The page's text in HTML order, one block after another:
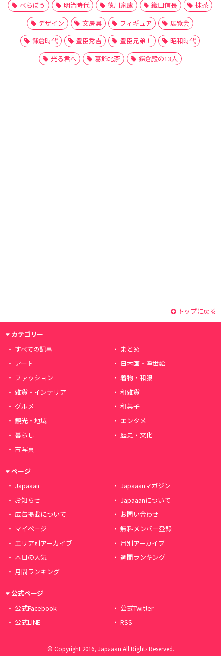
べらぼう
明治時代 徳川家康 織田信長
抹茶
デザイン
文房具 フィギュア
展覧会
鎌倉時代
豊臣秀吉 豊臣兄弟！
昭和時代
光る君へ
葛飾北斎 鎌倉殿の13人
トップに戻る
カテゴリー
すべての記事
まとめ
アート
日本画・浮世絵
ファッション
着物・和服
雑貨・インテリア
和雑貨
グルメ
和菓子
観光・地域
エンタメ
暮らし
歴史・文化
古写真
ページ
Japaaan
Japaaanマガジン
お知らせ
Japaaanについて
広告掲載について
お問い合わせ
マイページ
無料メンバー登録
エリア別アーカイブ
月別アーカイブ
本日の人気
週間ランキング
月間ランキング
公式ページ
公式Facebook
公式Twitter
公式LINE
RSS
© Copyright 2016, Japaaan All Rights Reserved.